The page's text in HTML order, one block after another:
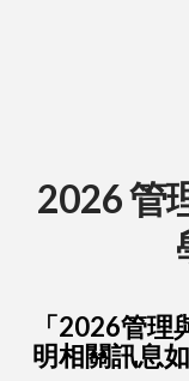
2026 管
「2026管
明相關訊息